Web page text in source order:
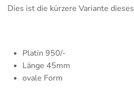
Dies ist die kürzere Variante
Platin 950/-
Länge 45mm
ovale Form